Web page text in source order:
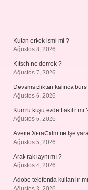
Kutan erkek ismi mi ?
Ağustos 8, 2026
Kıtsch ne demek ?
Ağustos 7, 2026
Devamsızlıktan kalınca
Ağustos 6, 2026
Kumru kuşu evde bakılır mı
Ağustos 6, 2026
Avene XeraCalm ne işe
Ağustos 5, 2026
Arak rakı aynı mı ?
Ağustos 4, 2026
Adobe telefonda kullanılır
Ağustos 3, 2026